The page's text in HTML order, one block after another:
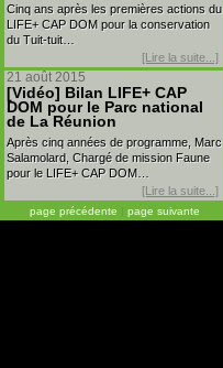
Cinq ans après les premières actions du
LIFE+ CAP DOM pour la conservation
du Tuit-tuit…
[Lire la suite...]
21 août 2015
[Vidéo] Bilan LIFE+ CAP
DOM pour le Parc national
de La Réunion
Après cinq années de programme, Marc
Salamolard, Chargé de mission Faune
pour le LIFE+ CAP DOM…
[Lire la suite...]
page précédente | page suivante